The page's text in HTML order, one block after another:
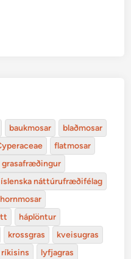
baukmosar
blaðmosar
flatmosar
grasafræðingur
náttúrufræðifélag
hornmosar
háplöntur
krossgras
kveisugras
lyfjagras